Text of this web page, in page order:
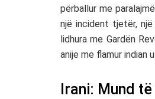
përballur me
një incident tjetër,
lidhura me Gardën
anije me flamur indian
Irani: Mund